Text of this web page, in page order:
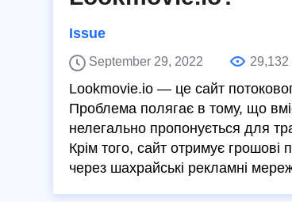
Issue
September 29, 2022 29,132
Lookmovie.io — це сайт
Проблема полягає в тому, що
нелегально пропонується для
Крім того, сайт отримує грошові
через шахрайські рекламні